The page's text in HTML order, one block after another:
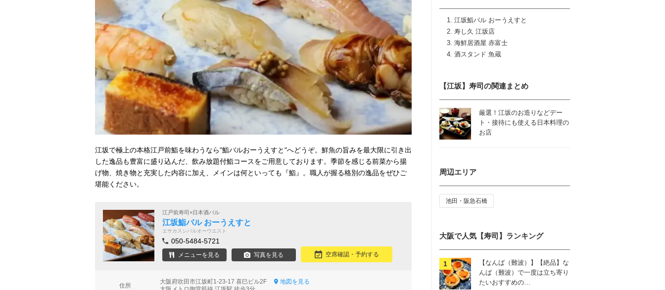
江坂鮨バル おーうえすと
寿し久 江坂店
海鮮居酒屋 赤富士
酒スタンド 魚蔵
江坂で極上の本格江戸前鮨を味わうなら"鮨バルおーうえすと"へどうぞ。鮮魚の旨みを最大限に引き出
した逸品も豊富に盛り込んだ、飲み放題付鮨コースをご用意しております。季節を感じる前菜から揚
げ物、焼き物と充実した内容に加え、メインは何といっても『鮨』。職人が握る格別の逸品をぜひご
堪能ください。
江戸前寿司×日本酒バル
江坂鮨バル おーうえすと
エサカスシバルオーウエスト
050-5484-5721
メニューを見る 写真を見る 空席確認・予約する
住所
大阪府吹田市江坂町1-23-17 喜巳ビル2F
地図を見る
【江坂】寿司の関連まとめ
厳選！江坂のお造りなどデー
ト・接待にも使える日本料理の
お店
周辺エリア
池田・阪急石橋
大阪で人気【寿司】ランキング
【なんば（難波）】【絶品】な
んば（難波）で一度は立ち寄り
たいおすすめの…